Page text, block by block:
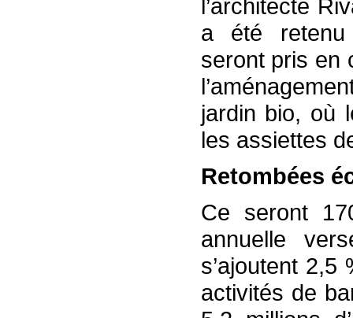
l’architecte
a été retenu
seront pris en
jardin bio, où
les assiettes
Retombées
Ce seront
annuelle
s’ajoutent 2,5
activités de